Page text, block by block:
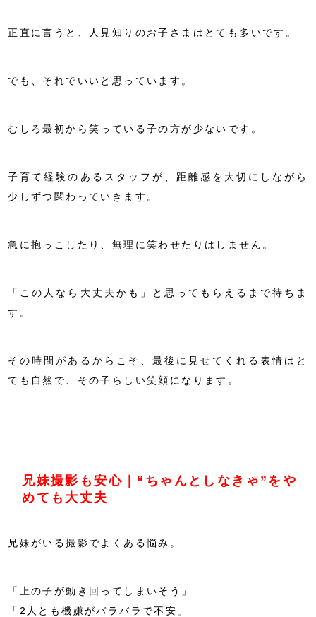
正直に言うと、人見知りのお子さまはとても多いです。
でも、それでいいと思っています。
むしろ最初から笑っている子の方が少ないです。
子育て経験のあるスタッフが、距離感を大切にしながら
少しずつ関わっていきます。
急に抱っこしたり、無理に笑わせたりはしません。
「この人なら大丈夫かも」と思ってもらえるまで待ちま
す。
その時間があるからこそ、最後に見せてくれる表情はと
ても自然で、その子らしい笑顔になります。
兄妹撮影も安心｜“ちゃんとしなきゃ”をや
めても大丈夫
兄妹がいる撮影でよくある悩み。
「上の子が動き回ってしまいそう」
「2人とも機嫌がバラバラで不安」